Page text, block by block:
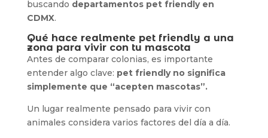
buscando departamentos pet friendly en
CDMX.
Qué hace realmente pet friendly a una
zona para vivir con tu mascota
Antes de comparar colonias, es importante
entender algo clave: pet friendly no significa
simplemente que “acepten mascotas”.
Un lugar realmente pensado para vivir con
animales considera varios factores del día a día.